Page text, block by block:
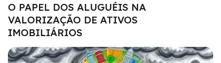
O PAPEL DOS ALUGUÉIS NA
VALORIZAÇÃO DE ATIVOS
IMOBILIÁRIOS